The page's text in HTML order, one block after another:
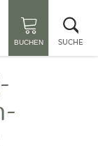
BUCHEN SUCHE